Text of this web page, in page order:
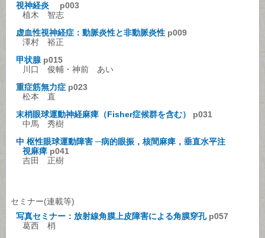
視神経炎
p003
植木 智志
虚血性視神経症：動脈炎性と非動脈炎性 p009
澤村 裕正
甲状腺 p015
川口 俊輔・神前 あい
重症筋無力症 p023
松本 直
末梢眼球運動神経麻痺（Fisher症候群を含む）
p031
中馬 秀樹
中 枢性眼球運動障害 ─病的眼振，核間麻痺，垂直水平注
視麻痺 p041
吉田 正樹
セミナー(連載等)
写真セミナー：放射線角膜上皮障害による角膜穿孔 p057
葛西 梢